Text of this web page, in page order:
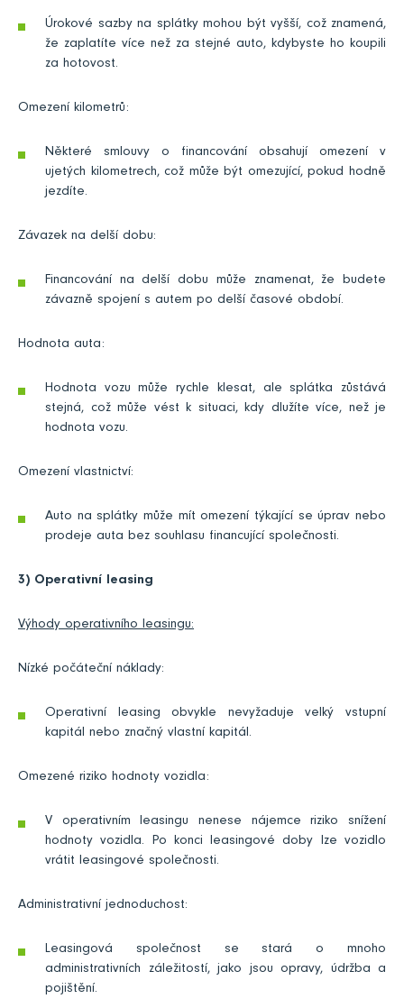
Úrokové sazby na splátky mohou být vyšší, což znamená,
že zaplatíte více než za stejné auto, kdybyste ho koupili
za hotovost.
Omezení kilometrů:
Některé smlouvy o financování obsahují omezení v
ujetých kilometrech, což může být omezující, pokud hodně
jezdíte.
Závazek na delší dobu:
Financování na delší dobu může znamenat, že budete
závazně spojení s autem po delší časové období.
Hodnota auta:
Hodnota vozu může rychle klesat, ale splátka zůstává
stejná, což může vést k situaci, kdy dlužíte více, než je
hodnota vozu.
Omezení vlastnictví:
Auto na splátky může mít omezení týkající se úprav nebo
prodeje auta bez souhlasu financující společnosti.
3) Operativní leasing
Výhody operativního leasingu:
Nízké počáteční náklady:
Operativní leasing obvykle nevyžaduje velký vstupní
kapitál nebo značný vlastní kapitál.
Omezené riziko hodnoty vozidla:
V operativním leasingu nenese nájemce riziko snížení
hodnoty vozidla. Po konci leasingové doby lze vozidlo
vrátit leasingové společnosti.
Administrativní jednoduchost:
Leasingová společnost se stará o mnoho
administrativních záležitostí, jako jsou opravy, údržba a
pojištění.